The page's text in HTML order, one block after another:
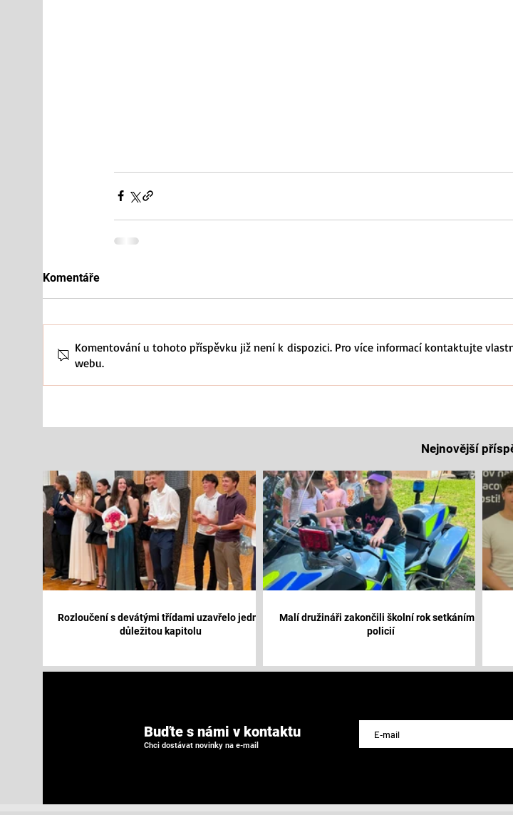
Komentáře
Komentování u tohoto příspěvku již není k dispozici. Pro více informací kontaktujte
webu.
Nejnovější
Rozloučení s devátými třídami uzavřelo jednu
důležitou kapitolu
Malí družináři zakončili školní rok setkáním s
policií
Buďte s námi v kontaktu
Chci dostávat novinky na e-mail